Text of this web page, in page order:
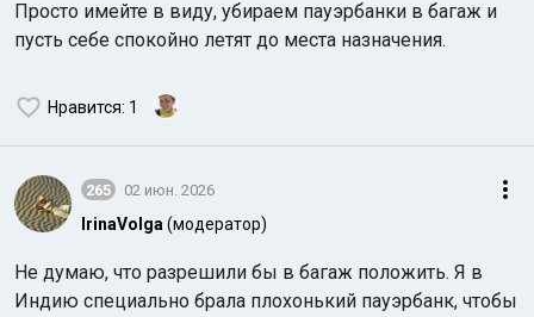
Просто имейте в виду, убираем пауэрбанки в багаж и
пусть себе спокойно летят до места назначения.
Нравится: 1
265 02 июн. 2026
IrinaVolga (модератор)
Не думаю, что разрешили бы в багаж положить. Я в
Индию специально брала плохонький пауэрбанк, чтобы